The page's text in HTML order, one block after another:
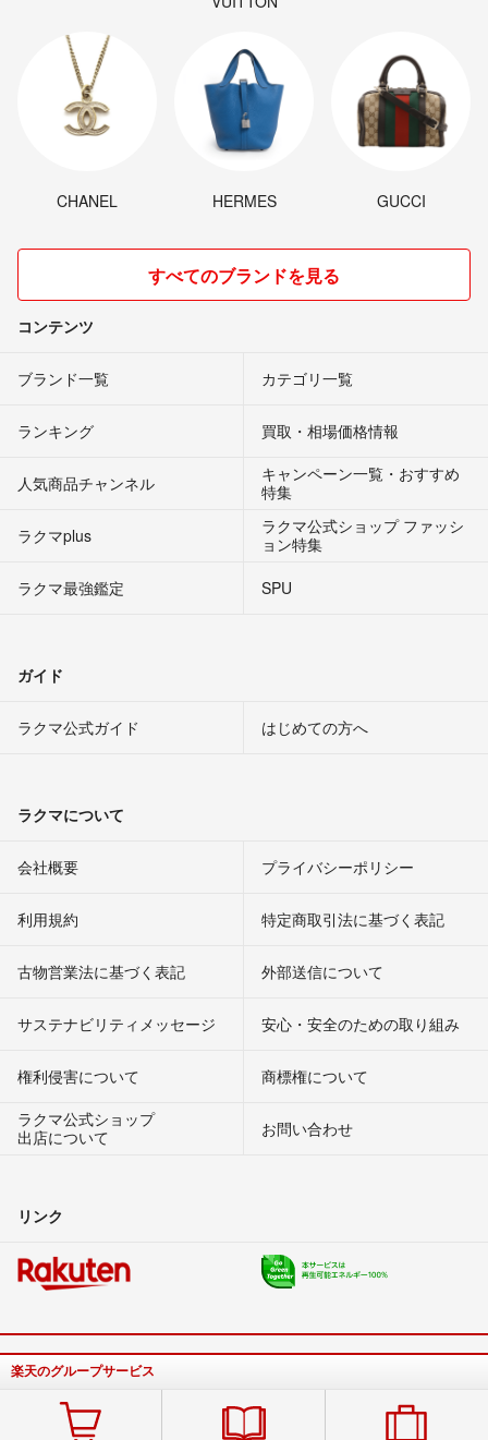
CHANEL HERMES GUCCI
すべてのブランドを見る
コンテンツ
ブランド一覧 カテゴリ一覧
ランキング 買取・相場価格情報
人気商品チャンネル
キャンペーン一覧・おすすめ
特集
ラクマplus
ラクマ公式ショップ ファッシ
ョン特集
ラクマ最強鑑定
SPU
ガイド
ラクマ公式ガイド はじめての方へ
ラクマについて
会社概要 プライバシーポリシー
利用規約 特定商取引法に基づく表記
古物営業法に基づく表記 外部送信について
サステナビリティメッセージ 安心・安全のための取り組み
権利侵害について
商標権について
ラクマ公式ショップ
出店について
お問い合わせ
リンク
楽天のグループサービス